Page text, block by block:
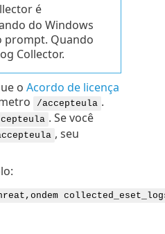
é
do Windows
prompt. Quando
Collector.
o Acordo de licença
/accepteula .
. Se você
, seu